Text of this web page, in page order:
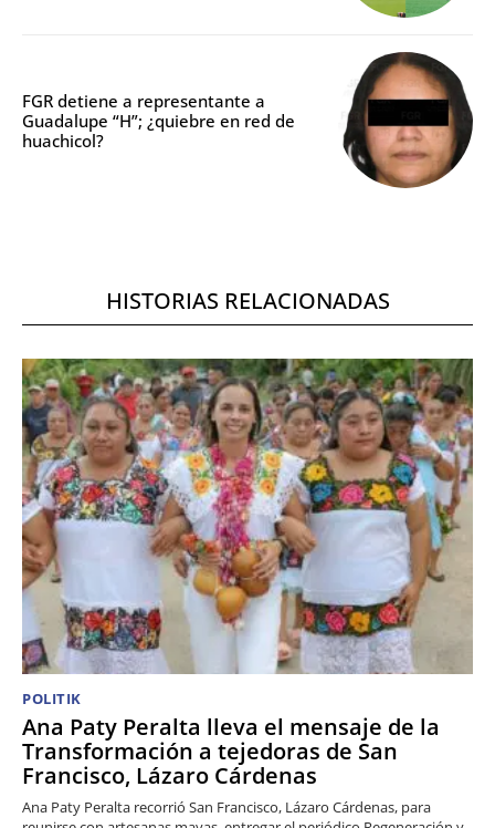
FGR detiene a representante a
Guadalupe “H”; ¿quiebre en red de
huachicol?
HISTORIAS RELACIONADAS
POLITIK
Ana Paty Peralta lleva el mensaje de la
Transformación a tejedoras de San
Francisco, Lázaro Cárdenas
Ana Paty Peralta recorrió San Francisco, Lázaro Cárdenas, para